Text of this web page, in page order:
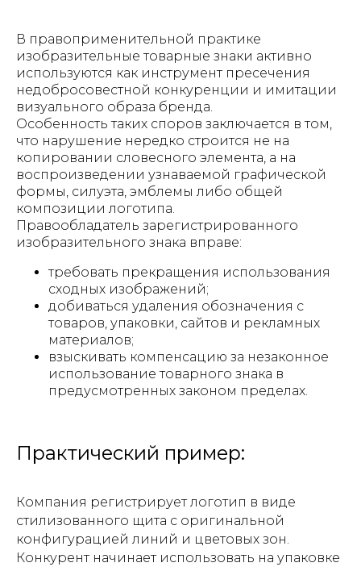
В правоприменительной практике
изобразительные товарные знаки активно
используются как инструмент пресечения
недобросовестной конкуренции и имитации
визуального образа бренда.
Особенность таких споров заключается в том,
что нарушение нередко строится не на
копировании словесного элемента, а на
воспроизведении узнаваемой графической
формы, силуэта, эмблемы либо общей
композиции логотипа.
Правообладатель зарегистрированного
изобразительного знака вправе:
требовать прекращения использования
сходных изображений;
добиваться удаления обозначения с
товаров, упаковки, сайтов и рекламных
материалов;
взыскивать компенсацию за незаконное
использование товарного знака в
предусмотренных законом пределах.
Практический пример:
Компания регистрирует логотип в виде
стилизованного щита с оригинальной
конфигурацией линий и цветовых зон.
Конкурент начинает использовать на упаковке